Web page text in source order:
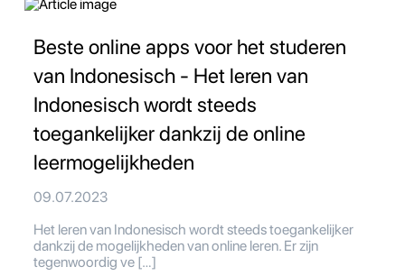
Beste online apps voor het studeren
van Indonesisch - Het leren van
Indonesisch wordt steeds
toegankelijker dankzij de online
leermogelijkheden
09.07.2023
Het leren van Indonesisch wordt steeds toegankelijker
dankzij de mogelijkheden van online leren. Er zijn
tegenwoordig ve […]